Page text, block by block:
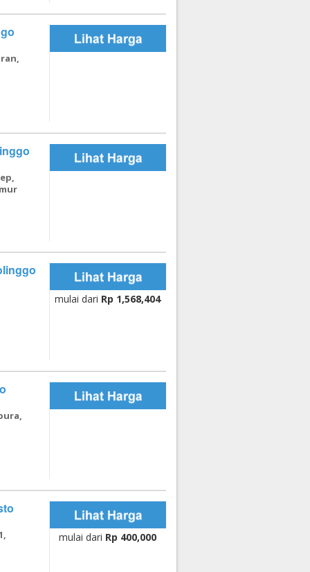
mulai dari Rp 1,568,404
mulai dari Rp 400,000